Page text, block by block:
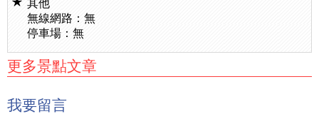
其他
無線網路：無
停車場：無
更多景點文章
我要留言